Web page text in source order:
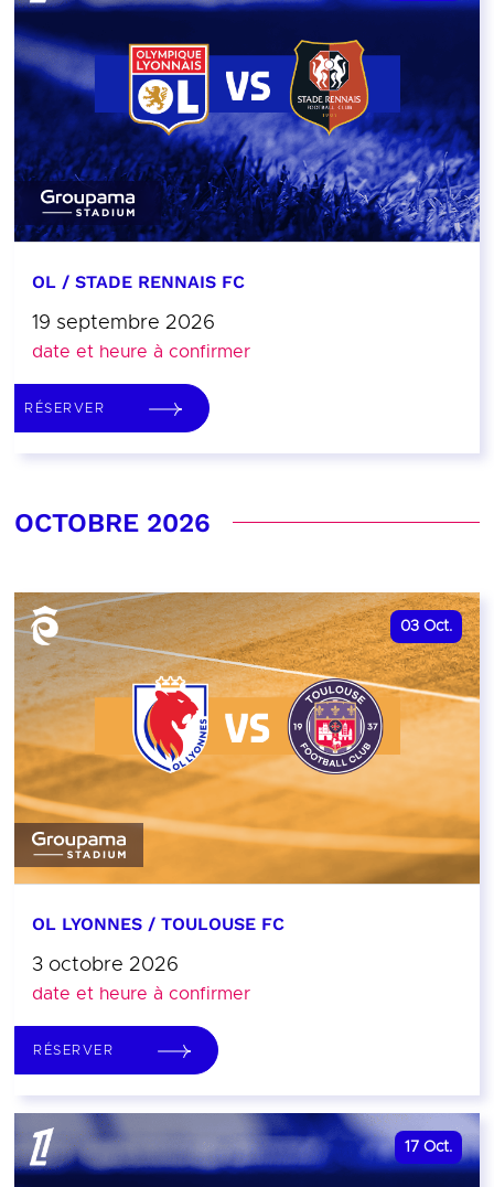
OL / STADE RENNAIS FC
19 septembre 2026
date et heure à confirmer
RÉSERVER
OCTOBRE 2026
03 Oct.
OL LYONNES / TOULOUSE FC
3 octobre 2026
date et heure à confirmer
RÉSERVER
17 Oct.